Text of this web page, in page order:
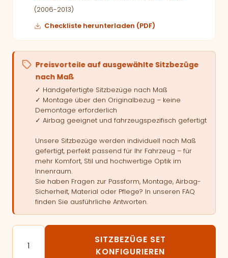
(2006-2013)
Checkliste herunterladen (PDF)
Preisvorteile auf ausgewählte Sitzbezüge
nach Maß
✓ Handgefertigte Sitzbezüge nach Maß
✓ Montage über den Originalbezug – keine
Demontage erforderlich
✓ Airbag geeignet und fahrzeugspezifisch gefertigt
Unsere Sitzbezüge werden individuell nach Maß
gefertigt, perfekt passend für Ihr Fahrzeug – für
mehr Komfort, Stil und hochwertige Optik im
Innenraum.
Sie haben Fragen zur Passform, Montage, Airbag-
Sicherheit, Material oder Pflege? In unseren FAQ
finden Sie ausführliche Antworten.
Autositzbezüge passend für CITROEN C4 GRAND
SITZBEZÜGE SET
KONFIGURIEREN